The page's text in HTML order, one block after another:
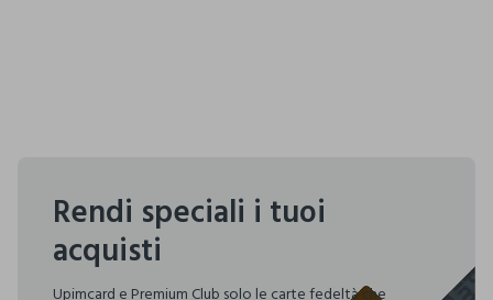
Rendi speciali i tuoi
acquisti
Upimcard e Premium Club solo le carte fedeltà che